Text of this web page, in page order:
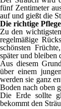
fünf Zentimeter
auf und gießt die
Die richtige
Zu den
regelmäßige
schönsten
später und bleiben
Aus diesem
über einem
werden sie ganz
Boden nach oben
Die Erde sollte
bekommt den